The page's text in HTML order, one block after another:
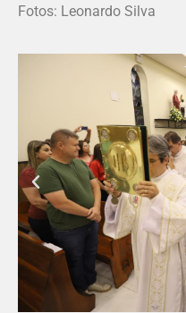
Fotos: Leonardo Silva